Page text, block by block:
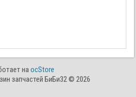
наocStore
запчастей БиБи32 © 2026